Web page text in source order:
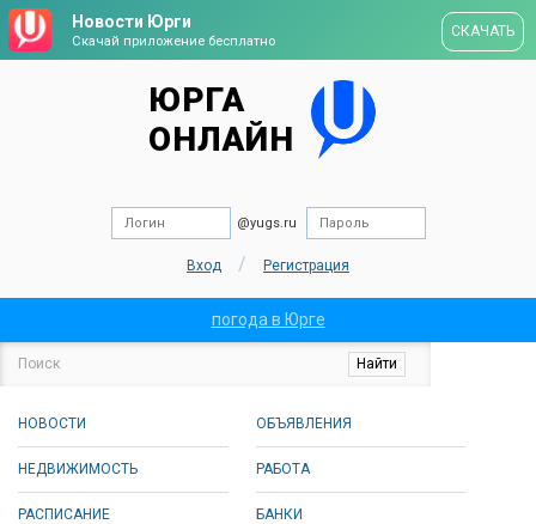
Новости Юрги
Скачай приложение бесплатно
СКАЧАТЬ
ЮРГА
ОНЛАЙН
@yugs.ru
Вход / Регистрация
погода в Юрге
НОВОСТИ ОБЪЯВЛЕНИЯ
НЕДВИЖИМОСТЬ РАБОТА
РАСПИСАНИЕ БАНКИ